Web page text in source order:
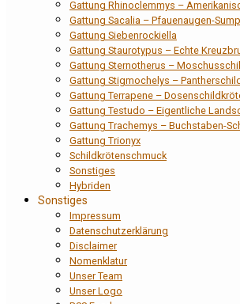
Gattung Rhinoclemmys –
Gattung Sacalia – Pfauenaugen-
Gattung Siebenrockiella
Gattung Staurotypus – Echte
Gattung Sternotherus –
Gattung Stigmochelys –
Gattung Terrapene –
Gattung Testudo – Eigentliche
Gattung Trachemys – Buchstaben-
Gattung Trionyx
Schildkrötenschmuck
Sonstiges
Hybriden
Sonstiges
Impressum
Datenschutzerklärung
Disclaimer
Nomenklatur
Unser Team
Unser Logo